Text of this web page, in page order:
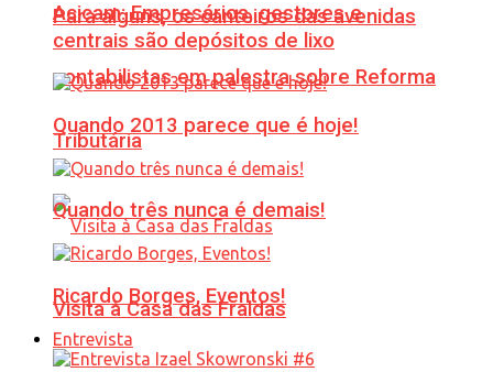
Acicam: Empresários, gestores e
contabilistas em palestra sobre Reforma
Tributária
Visita à Casa das Fraldas
Para alguns, os canteiros das avenidas
centrais são depósitos de lixo
Quando 2013 parece que é hoje!
Quando três nunca é demais!
Ricardo Borges, Eventos!
Entrevista